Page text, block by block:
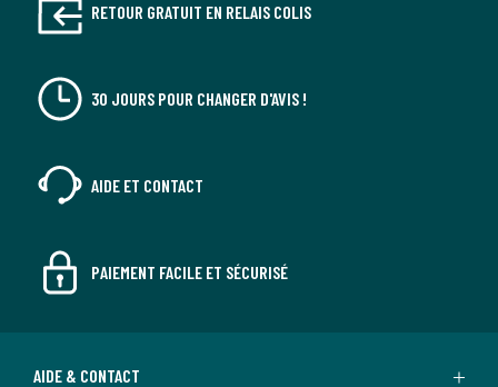
RETOUR GRATUIT EN RELAIS COLIS
30 JOURS POUR CHANGER D'AVIS !
AIDE ET CONTACT
PAIEMENT FACILE ET SÉCURISÉ
AIDE & CONTACT